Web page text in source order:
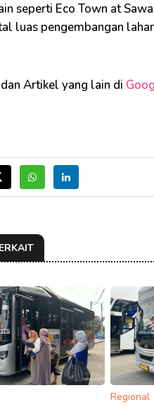
seperti Eco Town at
luas pengembangan
Artikel yang lain di
Regional